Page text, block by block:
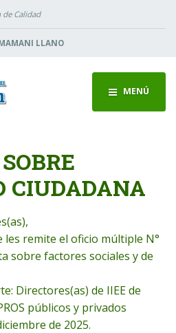
Calidad
LLANO
MENÚ
CIUDADANA
remite el oficio múltiple N°
sobre factores sociales y de
Directores(as) de IIEE de
públicos y privados
de 2025.